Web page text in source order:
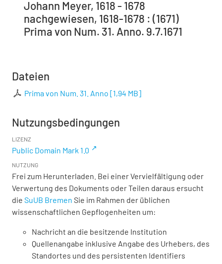
Johann Meyer, 1618 - 1678
nachgewiesen, 1618-1678 : (1671)
Prima von Num. 31. Anno. 9.7.1671
Dateien
Prima von Num. 31. Anno [1,94 MB]
Nutzungsbedingungen
LIZENZ
Public Domain Mark 1.0
NUTZUNG
Frei zum Herunterladen. Bei einer Vervielfältigung oder
Verwertung des Dokuments oder Teilen daraus ersucht
die SuUB Bremen Sie im Rahmen der üblichen
wissenschaftlichen Gepflogenheiten um:
Nachricht an die besitzende Institution
Quellenangabe inklusive Angabe des Urhebers, des
Standortes und des persistenten Identifiers